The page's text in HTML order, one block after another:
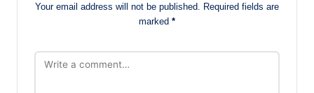
Your email address will not be published.
Required fields are
marked *